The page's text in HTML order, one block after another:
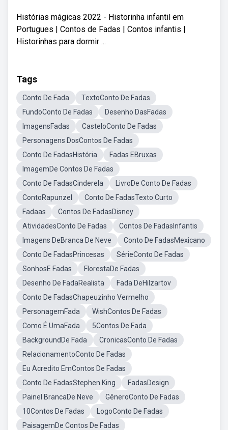
Histórias mágicas 2022 - Historinha infantil em
Portugues | Contos de Fadas | Contos infantis |
Historinhas para dormir ...
Tags
Conto De Fada
TextoConto De Fadas
FundoConto De Fadas
Desenho DasFadas
ImagensFadas
CasteloConto De Fadas
Personagens DosContos De Fadas
Conto De FadasHistória
Fadas EBruxas
ImagemDe Contos De Fadas
Conto De FadasCinderela
LivroDe Conto De Fadas
ContoRapunzel
Conto De FadasTexto Curto
Fadaas
Contos De FadasDisney
AtividadesConto De Fadas
Contos De FadasInfantis
Imagens DeBranca De Neve
Conto De FadasMexicano
Conto De FadasPrincesas
SérieConto De Fadas
SonhosE Fadas
FlorestaDe Fadas
Desenho De FadaRealista
Fada DeHilzartov
Conto De FadasChapeuzinho Vermelho
PersonagemFada
WishContos De Fadas
Como É UmaFada
5Contos De Fada
BackgroundDe Fada
CronicasConto De Fadas
RelacionamentoConto De Fadas
Eu Acredito EmContos De Fadas
Conto De FadasStephen King
FadasDesign
Painel BrancaDe Neve
GêneroConto De Fadas
10Contos De Fadas
LogoConto De Fadas
PaisagemDe Contos De Fadas